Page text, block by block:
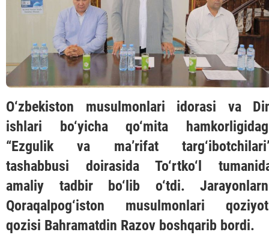
O‘zbekiston musulmonlari idorasi va
ishlari bo‘yicha qo‘mita
“Ezgulik va ma’rifat
tashabbusi doirasida To‘rtko‘l
amaliy tadbir bo‘lib o‘tdi.
Qoraqalpog‘iston musulmonlari
qozisi Bahramatdin Razov boshqarib bordi.